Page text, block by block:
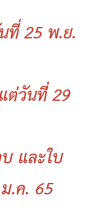
ที่ 25 พ.ย.
ต่วันที่ 29
และใบ
.ค. 65